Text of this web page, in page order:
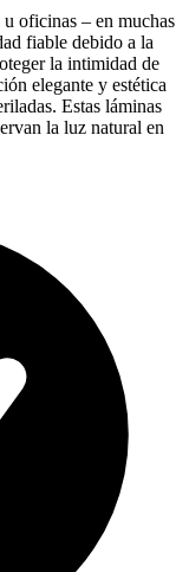
u oficinas – en muchas
fiable debido a la
la intimidad de
elegante y estética
Estas láminas
la luz natural en